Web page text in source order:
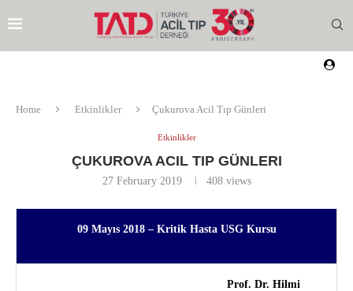
Home Etkinlikler Çukurova Acil Tıp Günleri
Etkinlikler
ÇUKUROVA ACIL TIP GÜNLERI
27 February 2019 408views
09 Mayıs 2018 – Kritik Hasta USG Kursu
Prof. Dr. Hilmi